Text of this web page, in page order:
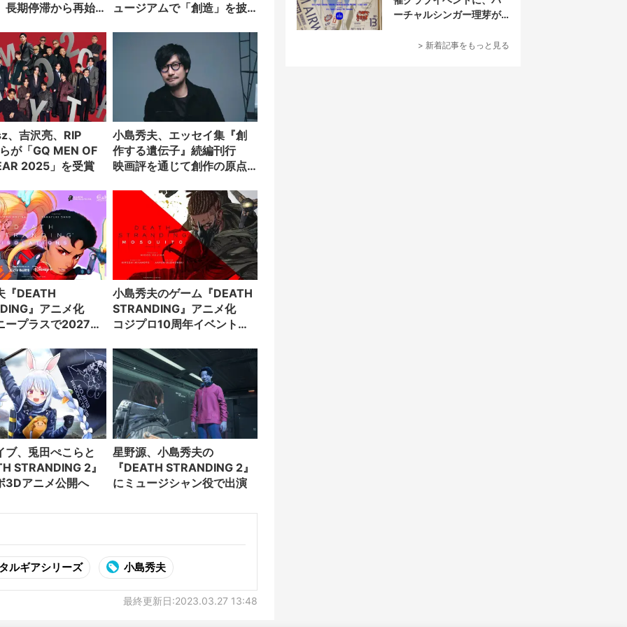
期停滞から再始
ュージアムで「創造」を披
、吉沢亮、RIP
が「GQ MEN OF
2025」を受賞
小島秀夫、エッセイ集『創
作する遺伝子』続編刊行
映画評を通じて創作の原点
『DEATH
』アニメ化
ープラスで2027年
小島秀夫のゲーム『DEATH
STRANDING』アニメ化
コジプロ10周年イベントで
ブ、兎田ぺこらと
STRANDING 2』
3Dアニメ公開へ
星野源、小島秀夫の
『DEATH STRANDING 2』
にミュージシャン役で出演
ルギアシリーズ 小島秀夫
最終更新日:2023.03.27 13:48
ーチャルシンガー理芽が
> 新着記事をもっと見る